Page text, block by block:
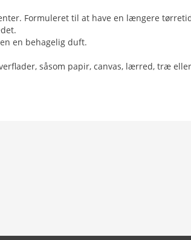
Formuleret til at have en længere
en behagelig duft.
såsom papir, canvas, lærred, træ